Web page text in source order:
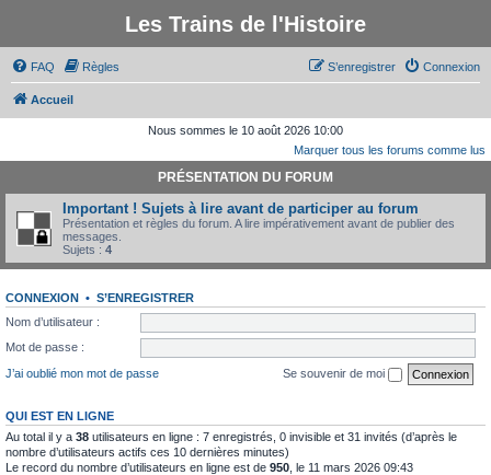
Les Trains de l'Histoire
FAQ Règles Connexion
S’enregistrer
Accueil
Nous sommes le 10 août 2026 10:00
Marquer tous les forums comme lus
PRÉSENTATION DU FORUM
Important ! Sujets à lire avant de participer au forum
Présentation et règles du forum. A lire impérativement avant de publier des
messages.
Sujets : 4
CONNEXION • S’ENREGISTRER
Nom d’utilisateur :
Mot de passe :
J’ai oublié mon mot de passe
Se souvenir de moi
QUI EST EN LIGNE
Au total il y a 38 utilisateurs en ligne : 7 enregistrés, 0 invisible et 31 invités (d’après le
nombre d’utilisateurs actifs ces 10 dernières minutes)
Le record du nombre d’utilisateurs en ligne est de 950 , le 11 mars 2026 09:43